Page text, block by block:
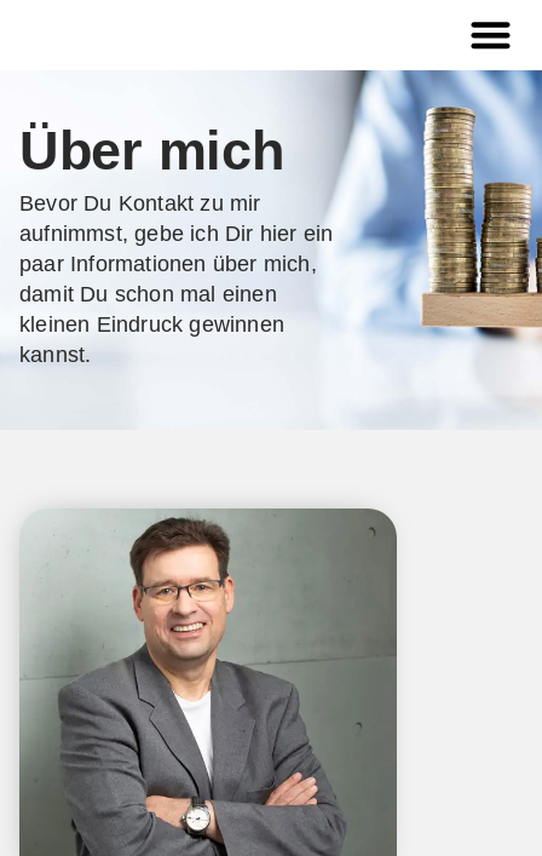
Über mich
Bevor Du Kontakt zu mir
aufnimmst, gebe ich Dir hier ein
paar Informationen über mich,
damit Du schon mal einen
kleinen Eindruck gewinnen
kannst.